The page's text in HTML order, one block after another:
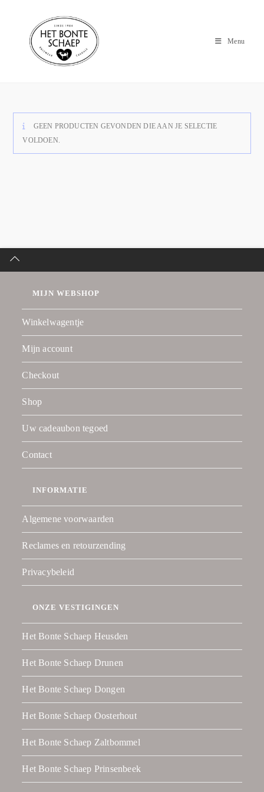
Menu
GEEN PRODUCTEN GEVONDEN DIE AAN JE SELECTIE
VOLDOEN.
MIJN WEBSHOP
Winkelwagentje
Mijn account
Checkout
Shop
Uw cadeaubon tegoed
Contact
INFORMATIE
Algemene voorwaarden
Reclames en retourzending
Privacybeleid
ONZE VESTIGINGEN
Het Bonte Schaep Heusden
Het Bonte Schaep Drunen
Het Bonte Schaep Dongen
Het Bonte Schaep Oosterhout
Het Bonte Schaep Zaltbommel
Het Bonte Schaep Prinsenbeek